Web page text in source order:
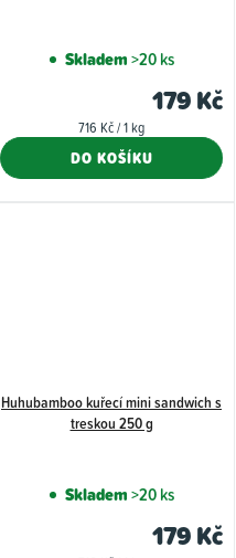
Skladem>20 ks
179 Kč
Měrná
716 Kč / 1 kg
DO KOŠÍKU
Huhubamboo kuřecí mini sandwich s
treskou 250 g
Skladem>20 ks
179 Kč